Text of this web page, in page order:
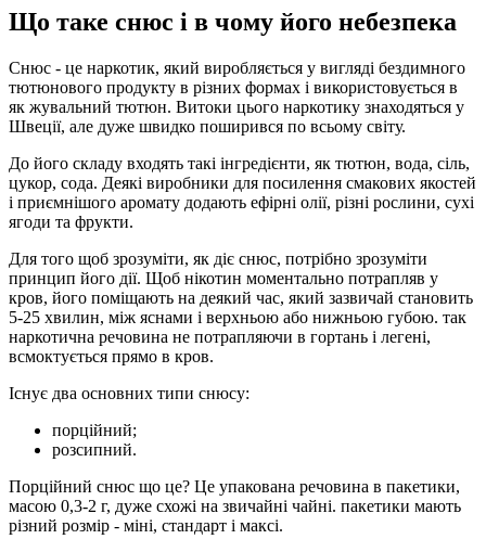
Що таке снюс і в чому його небезпека
Снюс - це наркотик, який виробляється у вигляді бездимного
тютюнового продукту в різних формах і використовується в
як жувальний тютюн. Витоки цього наркотику знаходяться у
Швеції, але дуже швидко поширився по всьому світу.
До його складу входять такі інгредієнти, як тютюн, вода, сіль,
цукор, сода. Деякі виробники для посилення смакових якостей
і приємнішого аромату додають ефірні олії, різні рослини, сухі
ягоди та фрукти.
Для того щоб зрозуміти, як діє снюс, потрібно зрозуміти
принцип його дії. Щоб нікотин моментально потрапляв у
кров, його поміщають на деякий час, який зазвичай становить
5-25 хвилин, між яснами і верхньою або нижньою губою. так
наркотична речовина не потрапляючи в гортань і легені,
всмоктується прямо в кров.
Існує два основних типи снюсу:
порційний;
розсипний.
Порційний снюс що це? Це упакована речовина в пакетики,
масою 0,3-2 г, дуже схожі на звичайні чайні. пакетики мають
різний розмір - міні, стандарт і максі.